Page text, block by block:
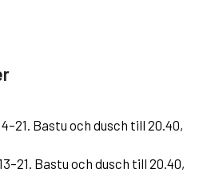
Bastu och dusch till 20.40,
Bastu och dusch till 20.40,